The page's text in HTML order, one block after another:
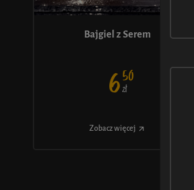
Bajgiel z Serem
650
Zł
Zobacz więcej